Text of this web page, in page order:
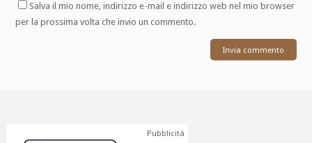
Salva il mio nome, indirizzo e-mail e indirizzo web nel mio browser
per la prossima volta che invio un commento.
Pubblicità